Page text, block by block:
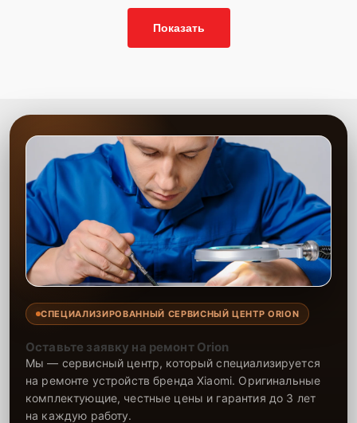
Показать
СПЕЦИАЛИЗИРОВАННЫЙ СЕРВИСНЫЙ ЦЕНТР ORION
Оставьте заявку на ремонт Orion
Мы — сервисный центр, который специализируется
на ремонте устройств бренда Xiaomi. Оригинальные
комплектующие, честные цены и гарантия до 3 лет
на каждую работу.